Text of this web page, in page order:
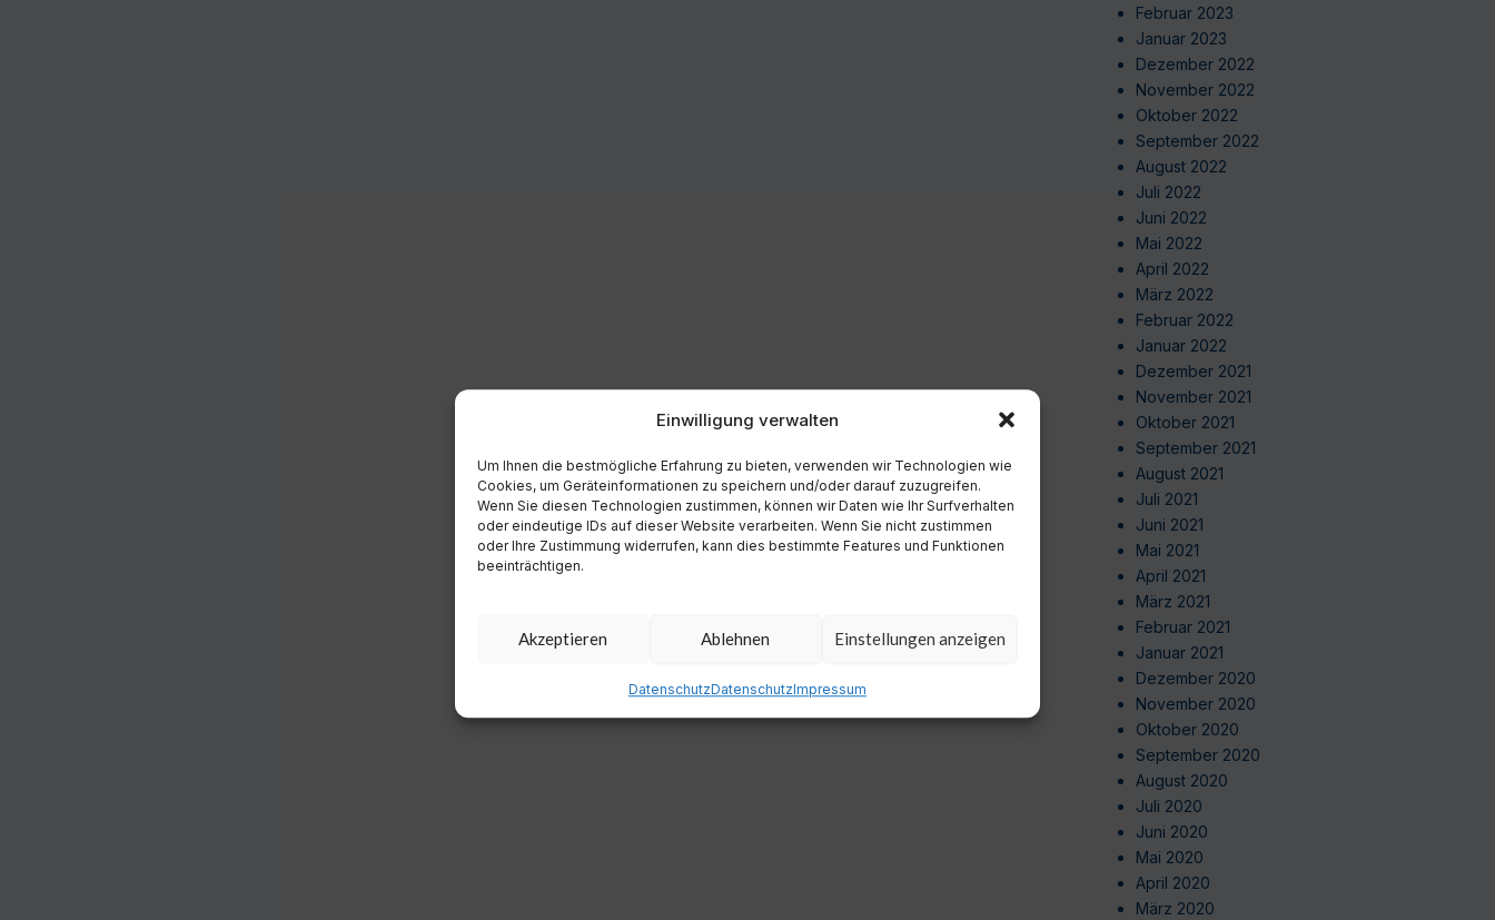
Einwilligung verwalten
Um Ihnen die bestmögliche Erfahrung zu bieten, verwenden wir Technologien wie
Cookies, um Geräteinformationen zu speichern und/oder darauf zuzugreifen.
Wenn Sie diesen Technologien zustimmen, können wir Daten wie Ihr Surfverhalten
oder eindeutige IDs auf dieser Website verarbeiten. Wenn Sie nicht zustimmen
oder Ihre Zustimmung widerrufen, kann dies bestimmte Features und Funktionen
beeinträchtigen.
Akzeptieren Ablehnen Einstellungen anzeigen
DatenschutzDatenschutzImpressum
Februar 2023
Januar 2023
Dezember 2022
November 2022
Oktober 2022
September 2022
August 2022
Juli 2022
Juni 2022
Mai 2022
April 2022
März 2022
Februar 2022
Januar 2022
Dezember 2021
November 2021
Oktober 2021
September 2021
August 2021
Juli 2021
Juni 2021
Mai 2021
April 2021
März 2021
Februar 2021
Januar 2021
Dezember 2020
November 2020
Oktober 2020
September 2020
August 2020
Juli 2020
Juni 2020
Mai 2020
April 2020
März 2020